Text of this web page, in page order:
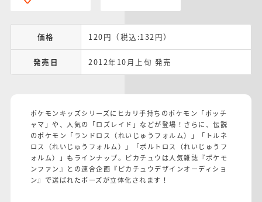
価格 120円（税込:132円）
発売日 2012年10月上旬 発売
ポケモンキッズシリーズにヒカリ手持ちのポケモン「ポッチ
ャマ」や、人気の「ロズレイド」などが登場！さらに、伝説
のポケモン「ランドロス（れいじゅうフォルム）」「トルネ
ロス（れいじゅうフォルム）」「ボルトロス（れいじゅうフ
ォルム）」もラインナップ。ピカチュウは人気雑誌『ポケモ
ンファン』との連合企画『ピカチュウデザインオーディショ
ン』で選ばれたポーズが立体化されます！